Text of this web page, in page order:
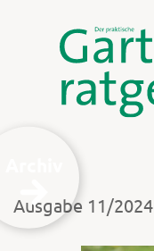
Ausgabe 11/2024